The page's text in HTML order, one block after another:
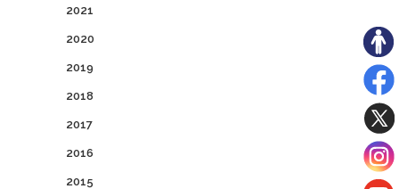
2021
2020
2019
2018
2017
2016
2015